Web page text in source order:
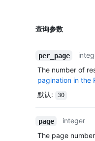
查询参数
per_page
The number of
pagination in the
默认: 30
page
integer
The page